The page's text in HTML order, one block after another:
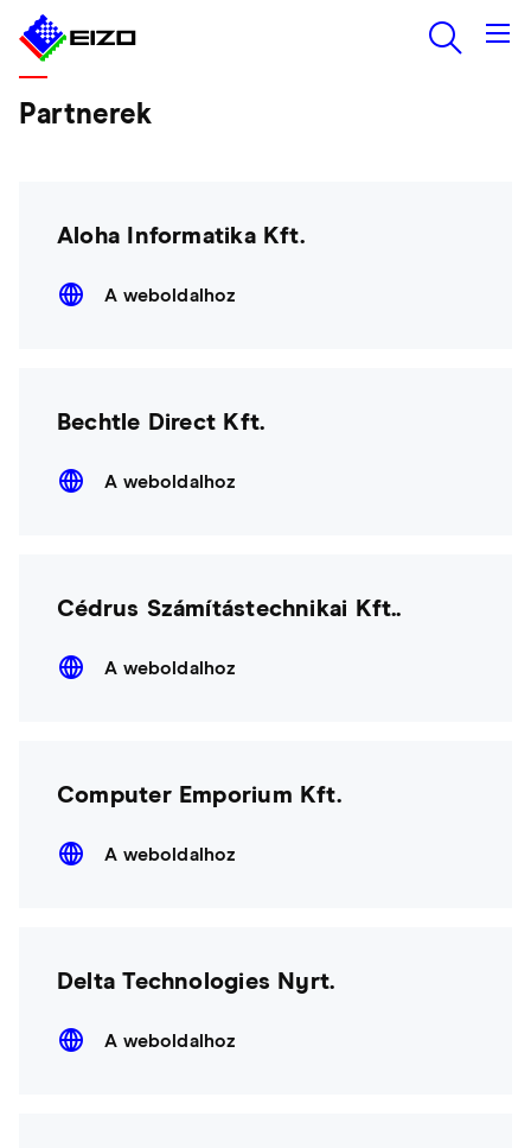
Partnerek
Aloha Informatika Kft.
A weboldalhoz
Bechtle Direct Kft.
A weboldalhoz
Cédrus Számítástechnikai Kft..
A weboldalhoz
Computer Emporium Kft.
A weboldalhoz
Delta Technologies Nyrt.
A weboldalhoz